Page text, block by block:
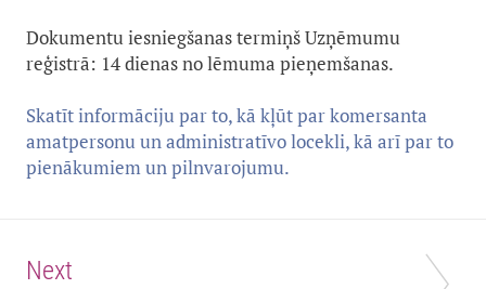
Dokumentu iesniegšanas termiņš Uzņēmumu
reģistrā: 14 dienas no lēmuma pieņemšanas.
Skatīt informāciju par to, kā kļūt par komersanta
amatpersonu un administratīvo locekli, kā arī par to
pienākumiem un pilnvarojumu.
Next